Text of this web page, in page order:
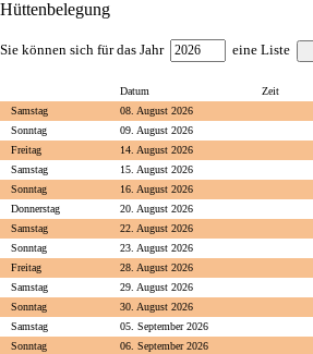
Hüttenbelegung
Sie können sich für das Jahr eine Liste
Datum Zeit
Samstag
08. August 2026
Sonntag
09. August 2026
Freitag
14. August 2026
Samstag
15. August 2026
Sonntag
16. August 2026
Donnerstag
20. August 2026
Samstag
22. August 2026
Sonntag
23. August 2026
Freitag
28. August 2026
Samstag
29. August 2026
Sonntag
30. August 2026
Samstag
05. September 2026
Sonntag
06. September 2026